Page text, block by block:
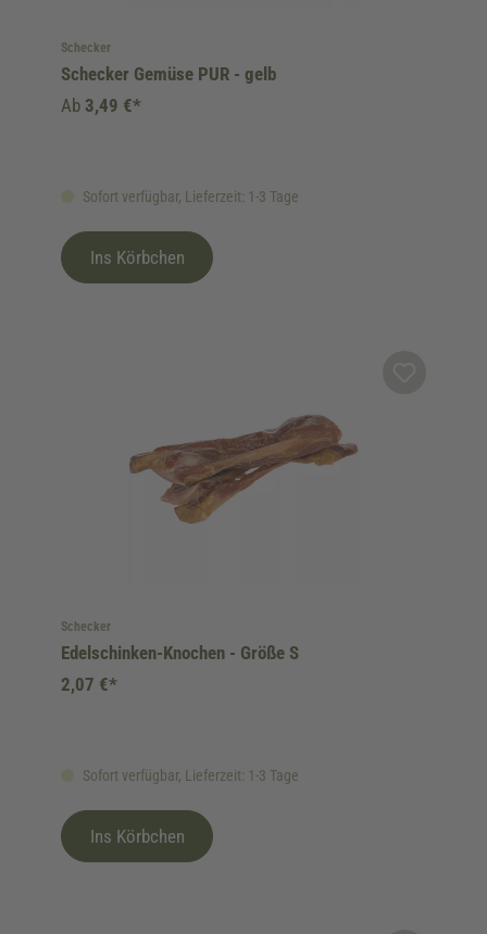
Schecker
Schecker Gemüse PUR - gelb
Sofort verfügbar, Lieferzeit: 1-3 Tage
Ab 3,49 €*
Ins Körbchen
Schecker
Edelschinken-Knochen - Größe S
Sofort verfügbar, Lieferzeit: 1-3 Tage
2,07 €*
Ins Körbchen